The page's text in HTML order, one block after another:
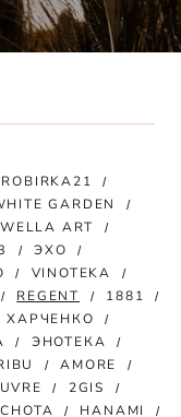
GARDEN
WELLA ART
ЭХО
VINOTEKA
REGENT
1881
ЭНОТЕКА
AMORE
2GIS
HANAMI